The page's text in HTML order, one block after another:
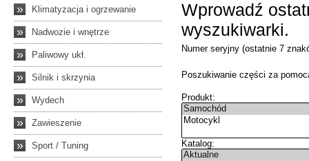
» Klimatyzacja i ogrzewanie
» Nadwozie i wnętrze
» Paliwowy ukł.
» Silnik i skrzynia
» Wydech
» Zawieszenie
» Sport / Tuning